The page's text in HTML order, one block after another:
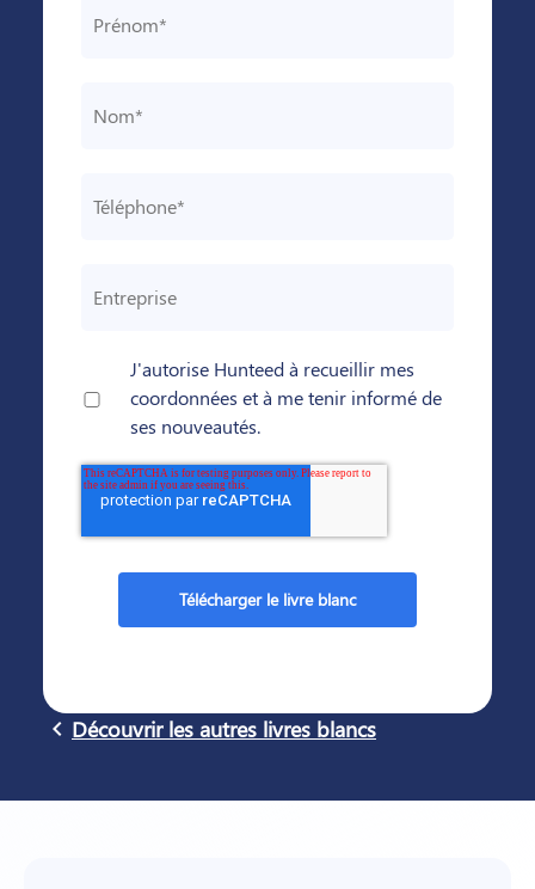
J'autorise Hunteed à recueillir mes
coordonnées et à me tenir informé de
ses nouveautés.
navigate_before Découvrir les autres livres blancs